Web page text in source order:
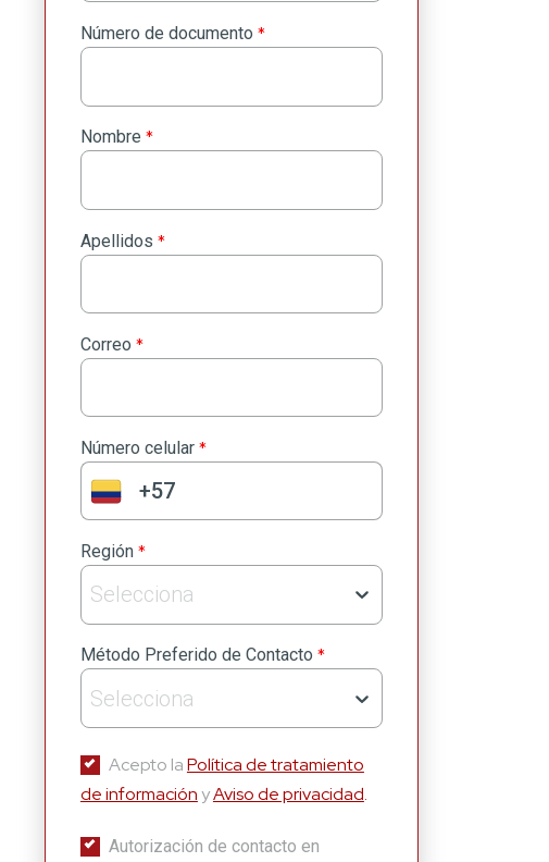
Número de documento *
Nombre *
Apellidos *
Correo *
Número celular *
Región *
Selecciona
Método Preferido de Contacto *
Selecciona
Acepto laPolítica de tratamiento
de informaciónyAviso de privacidad.
Autorización de contacto en